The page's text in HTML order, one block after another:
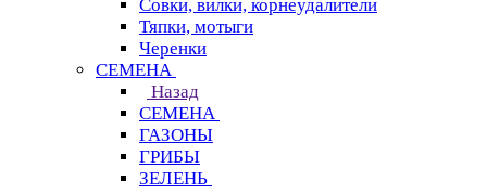
Совки, вилки, корнеудалители
Тяпки, мотыги
Черенки
СЕМЕНА
Назад
СЕМЕНА
ГАЗОНЫ
ГРИБЫ
ЗЕЛЕНЬ